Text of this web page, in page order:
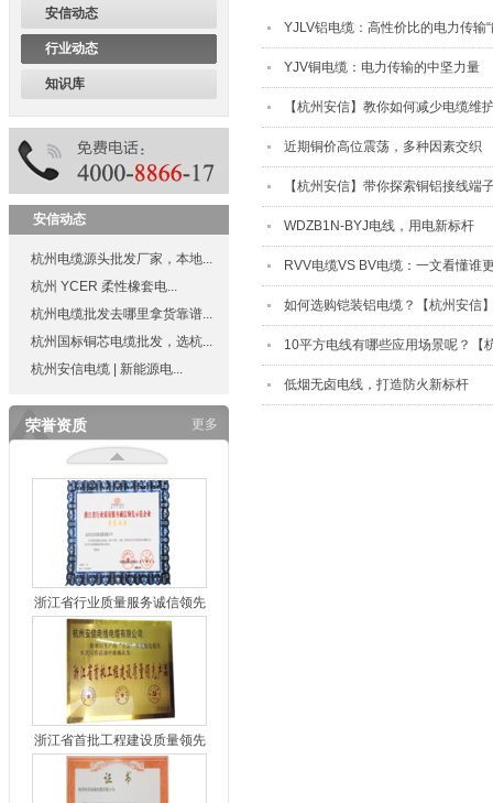
安信动态
行业动态
知识库
安信动态
杭州电缆源头批发厂家，本地...
杭州 YCER 柔性橡套电...
杭州电缆批发去哪里拿货靠谱...
杭州国标铜芯电缆批发，选杭...
杭州安信电缆 | 新能源电...
荣誉资质 更多
质量管理体系认证证书
牌暨首批三满意单位
浙江省质量服务双诚信单位
浙江省行业质量服务诚信领先
示范企业
浙江省首批工程建设质量领先
产品
YJLV铝电缆：高性价比的电力传输“
YJV铜电缆：电力传输的中坚力量
【杭州安信】教你如何减少电缆维
近期铜价高位震荡，多种因素交织
【杭州安信】带你探索铜铝接线端
WDZB1N-BYJ电线，用电新标杆
RVV电缆VS BV电缆：一文看懂谁
如何选购铠装铝电缆？【杭州安信
10平方电线有哪些应用场景呢？【
低烟无卤电线，打造防火新标杆